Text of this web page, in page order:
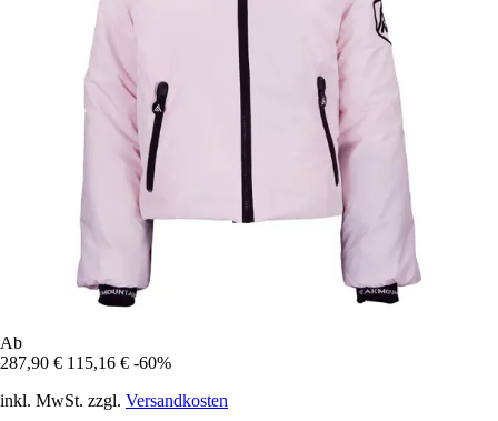
Ab
287,90 € 115,16 € -60%
inkl. MwSt. zzgl. Versandkosten